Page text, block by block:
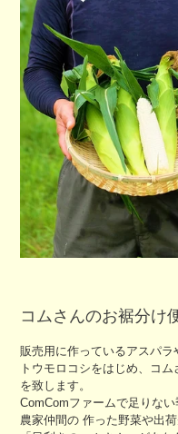
コムさんのお裾分け
販売用に作っているアスパラ
トウモロコシをはじめ、コ
を致します。
ComComファームで足りない
農家仲間の 作った野菜や出